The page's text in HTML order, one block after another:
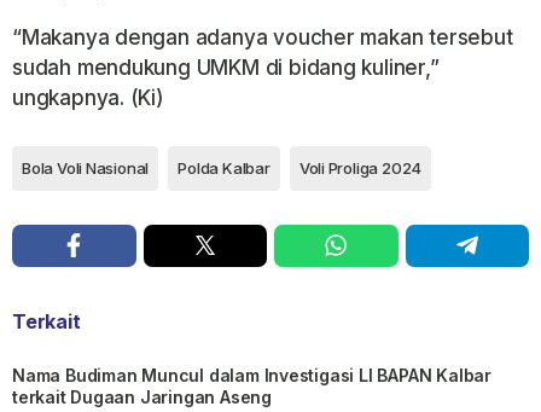
“Makanya dengan adanya voucher makan tersebut
sudah mendukung UMKM di bidang kuliner,”
ungkapnya. (Ki)
Bola Voli Nasional Polda Kalbar Voli Proliga 2024
Terkait
Nama Budiman Muncul dalam Investigasi LI BAPAN Kalbar
terkait Dugaan Jaringan Aseng